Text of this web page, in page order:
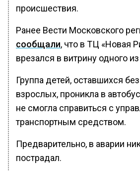
происшествия.
Ранее Вести Московского
сообщали, что в ТЦ «Новая
врезался в витрину одного
Группа детей, оставшихся
взрослых, проникла в
не смогла справиться с
транспортным средством.
Предварительно, в аварии
пострадал.